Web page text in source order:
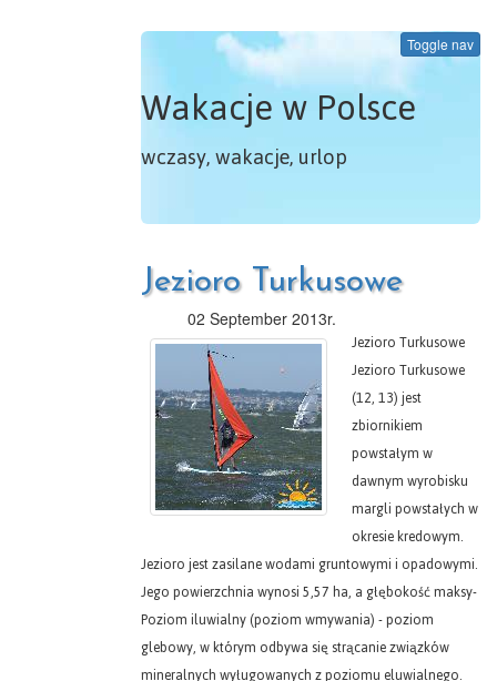
Toggle nav
Wakacje w Polsce
wczasy, wakacje, urlop
Jezioro Turkusowe
02 September 2013r.
Jezioro Turkusowe
Jezioro Turkusowe
(12, 13) jest
zbiornikiem
powstałym w
dawnym wyrobisku
margli powstałych w
okresie kredowym.
Jezioro jest zasilane wodami gruntowymi i opadowymi.
Jego powierzchnia wynosi 5,57 ha, a głębokość maksy-
Poziom iluwialny (poziom wmywania) - poziom
glebowy, w którym odbywa się strącanie związków
mineralnych wyługowanych z poziomu eluwialnego.